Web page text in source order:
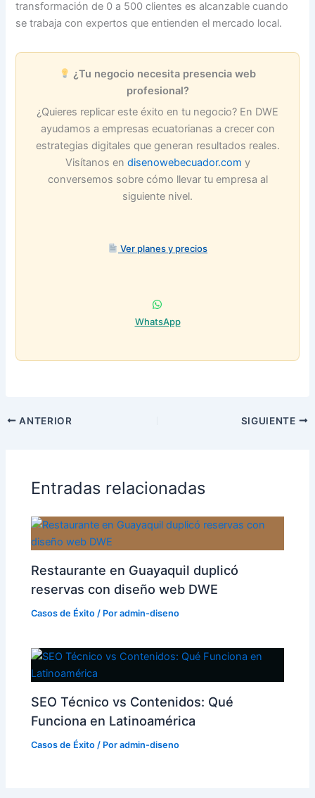
transformación de 0 a 500 clientes es alcanzable cuando
se trabaja con expertos que entienden el mercado local.
¿Tu negocio necesita presencia web
profesional?
¿Quieres replicar este éxito en tu negocio? En DWE
ayudamos a empresas ecuatorianas a crecer con
estrategias digitales que generan resultados reales.
Visítanos en disenowebecuador.com y
conversemos sobre cómo llevar tu empresa al
siguiente nivel.
Ver planes y precios
WhatsApp
ANTERIOR SIGUIENTE
Entradas relacionadas
Restaurante en Guayaquil duplicó
reservas con diseño web DWE
Casos de Éxito / Poradmin-diseno
SEO Técnico vs Contenidos: Qué
Funciona en Latinoamérica
Casos de Éxito / Poradmin-diseno